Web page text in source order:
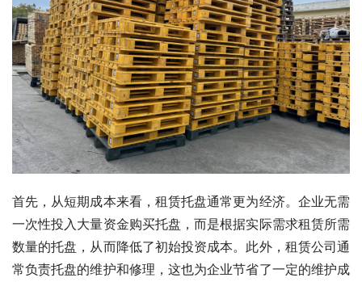
首先，从短期成本来看，租赁托盘通常更为经济。企业无需
一次性投入大量资金购买托盘，而是根据实际需求租赁所需
数量的托盘，从而降低了初始投资成本。此外，租赁公司通
常负责托盘的维护和修理，这也为企业节省了一定的维护成